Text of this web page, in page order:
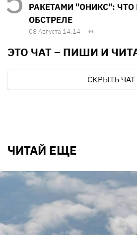
РАКЕТАМИ "ОНИКС": ЧТО
ОБСТРЕЛЕ
08 Августа 14:14
ЭТО ЧАТ – ПИШИ И
СКРЫТЬ ЧАТ
ЧИТАЙ ЕЩЕ